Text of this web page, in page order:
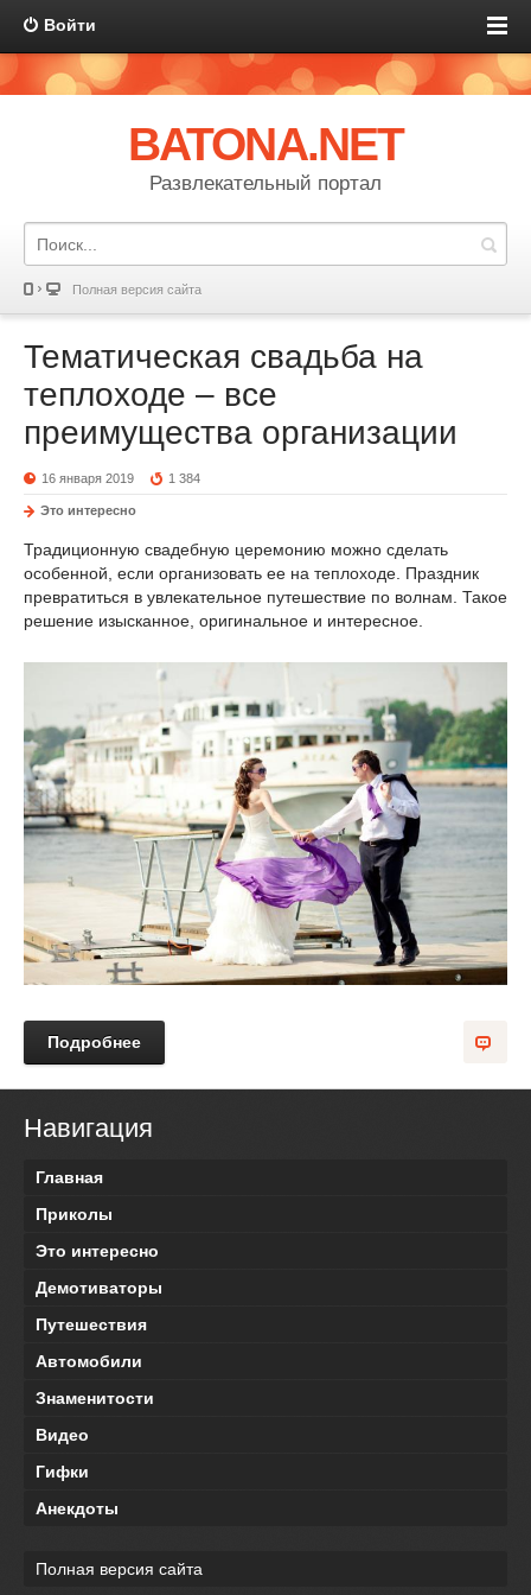
Войти
BATONA.NET
Развлекательный портал
Полная версия сайта
Тематическая свадьба на
теплоходе – все
преимущества организации
16 января 2019 1 384
Это интересно
Традиционную свадебную церемонию можно сделать
особенной, если организовать ее на теплоходе. Праздник
превратиться в увлекательное путешествие по волнам. Такое
решение изысканное, оригинальное и интересное.
Подробнее
Навигация
Главная
Приколы
Это интересно
Демотиваторы
Путешествия
Автомобили
Знаменитости
Видео
Гифки
Анекдоты
Полная версия сайта